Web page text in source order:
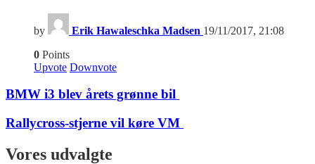
by Erik Hawaleschka Madsen 19/11/2017, 21:08
0 Points
Upvote Downvote
BMW i3 blev årets grønne bil
Rallycross-stjerne vil køre VM
Vores udvalgte